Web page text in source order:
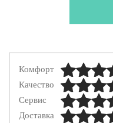
Комфорт
Качество
Сервис
Доставка